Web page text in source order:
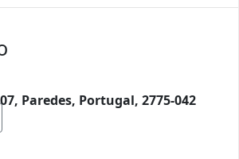
Paredes, Portugal, 2775-042